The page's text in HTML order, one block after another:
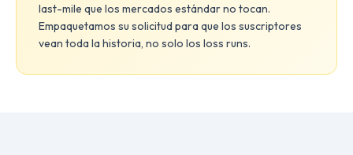
last-mile que los mercados estándar no tocan.
Empaquetamos su solicitud para que los suscriptores
vean toda la historia, no solo los loss runs.